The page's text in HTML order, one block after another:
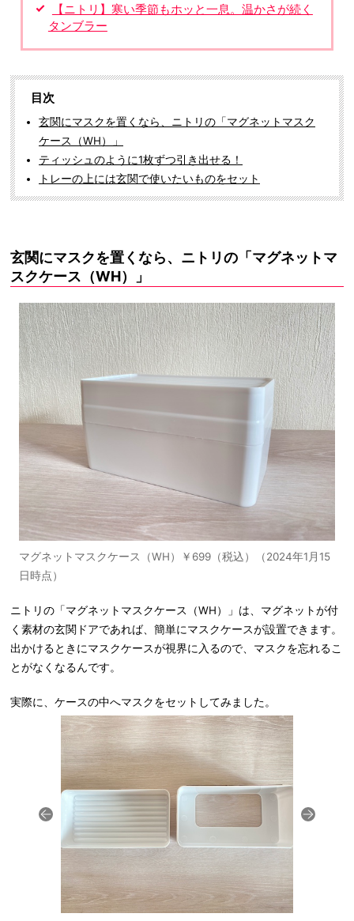
【ニトリ】寒い季節もホッと一息。温かさが続く
タンブラー
目次
玄関にマスクを置くなら、ニトリの「マグネットマスク
ケース（WH）」
ティッシュのように1枚ずつ引き出せる！
トレーの上には玄関で使いたいものをセット
玄関にマスクを置くなら、ニトリの「マグネットマ
スクケース（WH）」
マグネットマスクケース（WH）￥699（税込）（2024年1月15
日時点）
ニトリの「マグネットマスクケース（WH）」は、マグネットが付
く素材の玄関ドアであれば、簡単にマスクケースが設置できます。
出かけるときにマスクケースが視界に入るので、マスクを忘れるこ
とがなくなるんです。
実際に、ケースの中へマスクをセットしてみました。